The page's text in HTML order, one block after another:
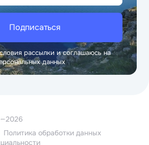
Подписаться
рассылки и соглашаюсь на
данных
Политика обработки данных